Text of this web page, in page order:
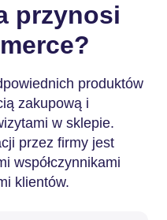
przynosi
produktów
zakupową i
w sklepie.
przez firmy jest
współczynnikami
klientów.